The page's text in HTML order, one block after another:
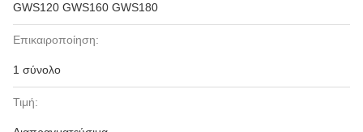
GWS120 GWS160 GWS180
Επικαιροποίηση:
1 σύνολο
Τιμή: